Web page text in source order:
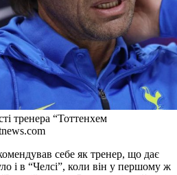
тренера “Тоттенхем
себе як тренер, що дає
і в “Челсі”, коли він у першому ж